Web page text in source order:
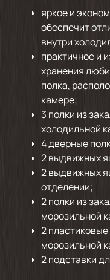
яркое и
обеспечит
внутри
практичное и
хранения
полка,
камере;
3 полки из
холодильной
4 дверные
2 выдвижных
2 выдвижных
отделении;
2 полки из
морозильной
2
морозильной
2 подставки